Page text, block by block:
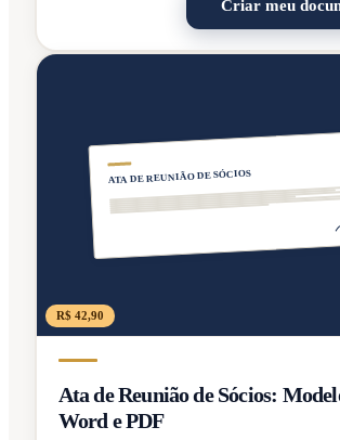
Criar meu
ATA DE REUNIÃO DE SÓCIOS
R$ 42,90
Ata de Reunião de Sócios:
Word e PDF